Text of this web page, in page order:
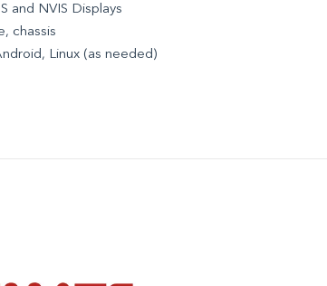
and NVIS Displays
chassis
Linux (as needed)